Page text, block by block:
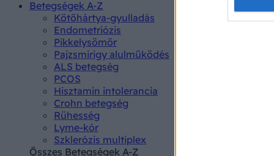
Betegségek A-Z
Kötőhártya-gyulladás
Endometriózis
Pikkelysömör
Pajzsmirigy alulműködés
ALS betegség
PCOS
Hisztamin intolerancia
Crohn betegség
Rühesség
Lyme-kór
Szklerózis multiplex
Összes Betegségek A-Z